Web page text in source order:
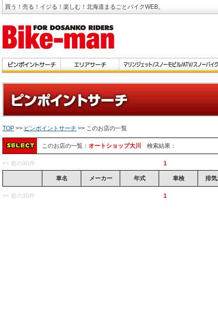
買う！売る！イジる！楽しむ！北海道まるごとバイクWEB。
TOP >> ピンポイントサーチ >> このお店の一覧
このお店の一覧： オートショップ大川 検索結果：
<< 前の30件 1
車名 メーカー 年式 車検 排
<< 前の30件 1